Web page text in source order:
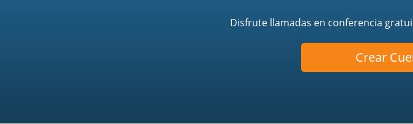
Disfrute llamadas en conferencia
Crear